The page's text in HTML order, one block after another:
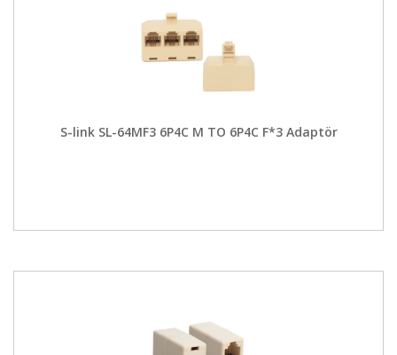
S-link SL-64MF3 6P4C M TO 6P4C F*3 Adaptör